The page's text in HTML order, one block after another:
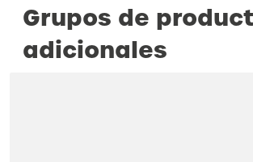
Grupos de
adicionales